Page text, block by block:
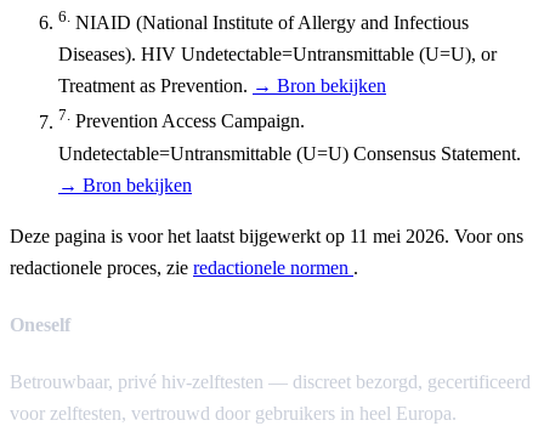
6. NIAID (National Institute of Allergy and Infectious
Diseases). HIV Undetectable=Untransmittable (U=U), or
Treatment as Prevention. → Bron bekijken
7. Prevention Access Campaign.
Undetectable=Untransmittable (U=U) Consensus Statement.
→ Bron bekijken
Deze pagina is voor het laatst bijgewerkt op 11 mei 2026. Voor ons
redactionele proces, zie redactionele normen .
Oneself
Betrouwbaar, privé hiv-zelftesten — discreet bezorgd, gecertificeerd
voor zelftesten, vertrouwd door gebruikers in heel Europa.